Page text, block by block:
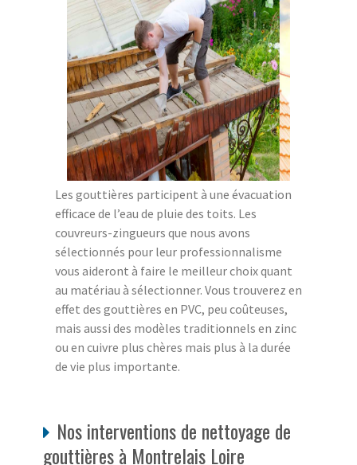
Les gouttières participent à une évacuation
efficace de l’eau de pluie des toits. Les
couvreurs-zingueurs que nous avons
sélectionnés pour leur professionnalisme
vous aideront à faire le meilleur choix quant
au matériau à sélectionner. Vous trouverez en
effet des gouttières en PVC, peu coûteuses,
mais aussi des modèles traditionnels en zinc
ou en cuivre plus chères mais plus à la durée
de vie plus importante.
Nos interventions de nettoyage de
gouttières à Montrelais Loire